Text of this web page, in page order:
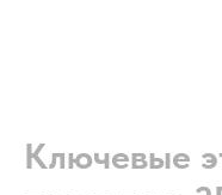
Ключевые